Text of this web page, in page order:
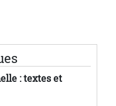
: textes et